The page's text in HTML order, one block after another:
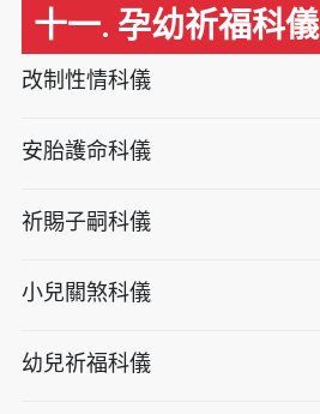
十一. 孕幼祈福科儀
改制性情科儀
安胎護命科儀
祈賜子嗣科儀
小兒關煞科儀
幼兒祈福科儀